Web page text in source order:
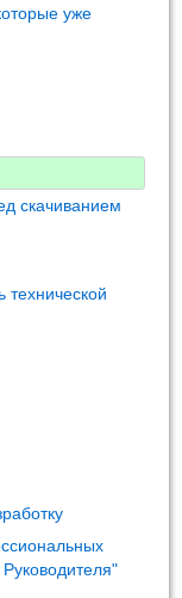
уже
скачиванием